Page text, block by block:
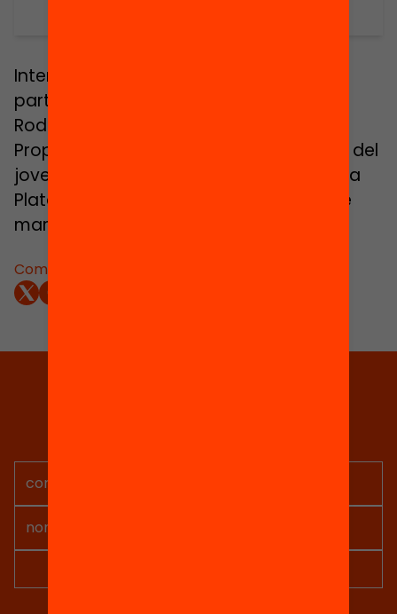
Comparteix:
Intervenció de Thiago, estudiant i
participant al projecte Far, a la Taula
Rodona Joves que no Abandonen.
Propostes i solucions des de la vivència del
joves, de la jornada de presentació de la
Plataforma Zero Abandonament el 7 de
març de 2023.